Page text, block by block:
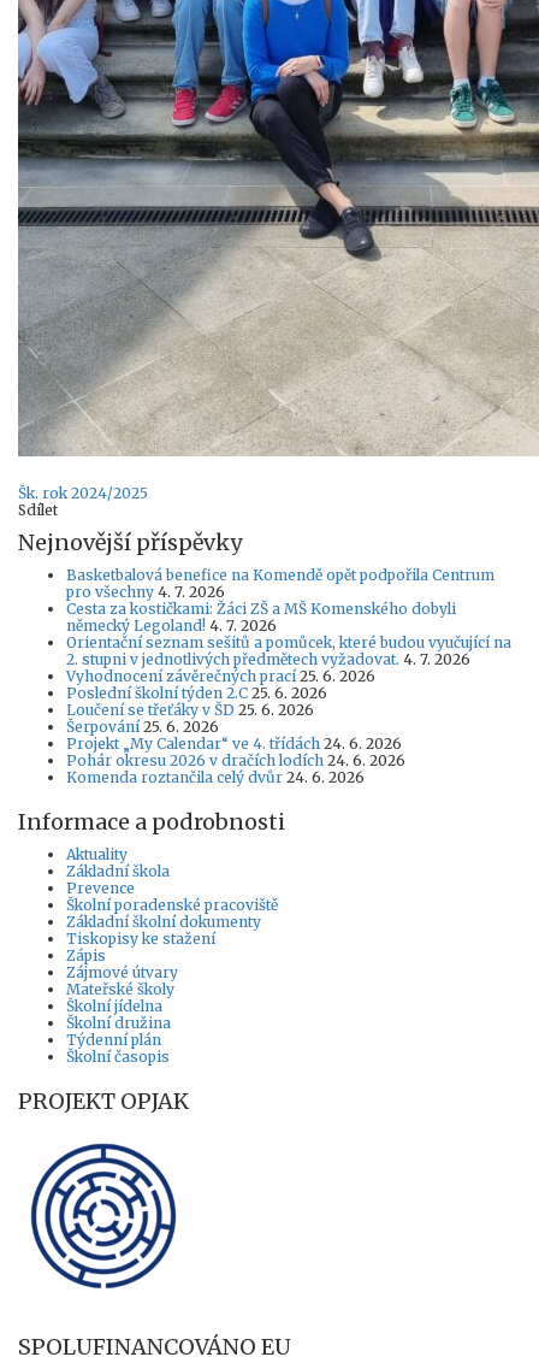
Tags
Šk. rok 2024/2025
Sdílet
Nejnovější příspěvky
Basketbalová benefice na Komendě opět podpořila Centrum
pro všechny 4. 7. 2026
Cesta za kostičkami: Žáci ZŠ a MŠ Komenského dobyli
německý Legoland! 4. 7. 2026
Orientační seznam sešitů a pomůcek, které budou vyučující na
2. stupni v jednotlivých předmětech vyžadovat. 4. 7. 2026
Vyhodnocení závěrečných prací 25. 6. 2026
Poslední školní týden 2.C 25. 6. 2026
Loučení se třeťáky v ŠD 25. 6. 2026
Šerpování 25. 6. 2026
Projekt „My Calendar“ ve 4. třídách 24. 6. 2026
Pohár okresu 2026 v dračích lodích 24. 6. 2026
Komenda roztančila celý dvůr 24. 6. 2026
Informace a podrobnosti
Aktuality
Základní škola
Prevence
Školní poradenské pracoviště
Základní školní dokumenty
Tiskopisy ke stažení
Zápis
Zájmové útvary
Mateřské školy
Školní jídelna
Školní družina
Týdenní plán
Školní časopis
PROJEKT OPJAK
SPOLUFINANCOVÁNO EU